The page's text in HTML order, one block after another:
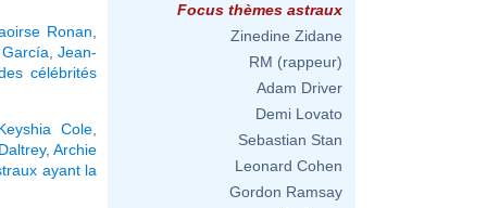
Ronan
,Jean-
célébrités
Cole
,Archie
ayant la
Focus thèmes astraux
Zinedine Zidane
RM (rappeur)
Adam Driver
Demi Lovato
Sebastian Stan
Leonard Cohen
Gordon Ramsay